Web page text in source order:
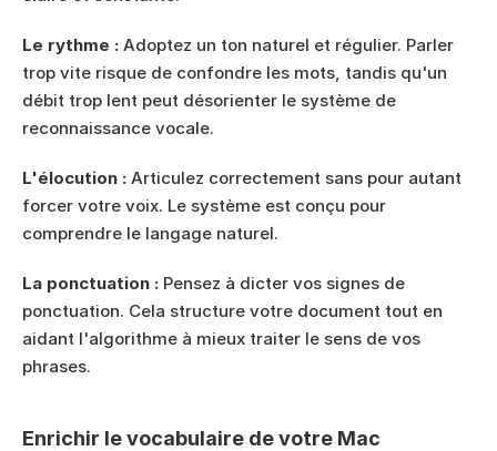
Le rythme : Adoptez un ton naturel et régulier. Parler
trop vite risque de confondre les mots, tandis qu'un
débit trop lent peut désorienter le système de
reconnaissance vocale.
L'élocution : Articulez correctement sans pour autant
forcer votre voix. Le système est conçu pour
comprendre le langage naturel.
La ponctuation : Pensez à dicter vos signes de
ponctuation. Cela structure votre document tout en
aidant l'algorithme à mieux traiter le sens de vos
phrases.
Enrichir le vocabulaire de votre Mac